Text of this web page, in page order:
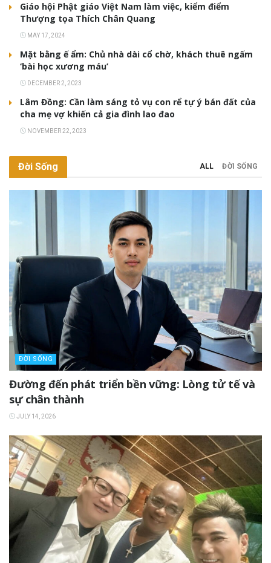
Giáo hội Phật giáo Việt Nam làm việc, kiểm điểm
Thượng tọa Thích Chân Quang
MAY 17, 2024
Mặt bằng ế ẩm: Chủ nhà dài cổ chờ, khách thuê ngấm
‘bài học xương máu’
DECEMBER 2, 2023
Lâm Đồng: Cần làm sáng tỏ vụ con rể tự ý bán đất của
cha mẹ vợ khiến cả gia đình lao đao
NOVEMBER 22, 2023
Đời Sống ALL ĐỜI SỐNG
ĐỜI SỐNG
Đường đến phát triển bền vững: Lòng tử tế và
sự chân thành
JULY 14, 2026